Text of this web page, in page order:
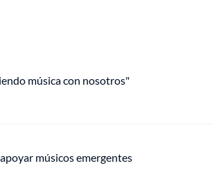
música con nosotros"
músicos emergentes